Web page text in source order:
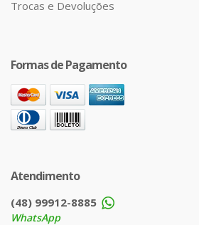
Trocas e Devoluções
Formas de Pagamento
Atendimento
(48) 99912-8885
WhatsApp